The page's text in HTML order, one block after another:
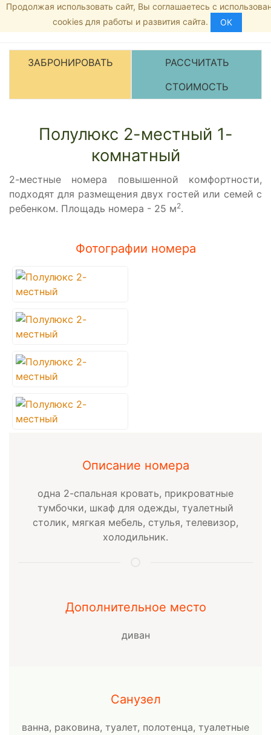
8 (800) 555-35-46
/5 -1голосов
Главная страница
Номера и цены
ЗАБРОНИРОВАТЬ
РАССЧИТАТЬ
СТОИМОСТЬ
Полулюкс 2-местный 1-
комнатный
2-местные номера повышенной комфортности,
подходят для размещения двух гостей или семей с
ребенком. Площадь номера - 25 м2.
Фотографии номера
Описание номера
одна 2-спальная кровать, прикроватные
тумбочки, шкаф для одежды, туалетный
столик, мягкая мебель, стулья, телевизор,
холодильник.
Дополнительное место
диван
Санузел
ванна, раковина, туалет, полотенца, туалетные
Продолжая использовать сайт, Вы соглашаетесь с
cookies для работы и развития сайта.
ОК